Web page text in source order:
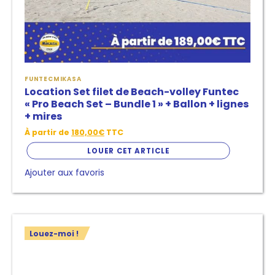
FUNTECMIKASA
Location Set filet de Beach-volley Funtec
« Pro Beach Set – Bundle 1 » + Ballon + lignes
+ mires
À partir de 180,00€ TTC
LOUER CET ARTICLE
la
page
de
produit
Ajouter aux favoris
Louez-moi !
produit